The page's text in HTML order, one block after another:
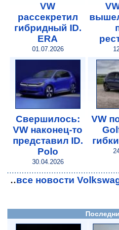
VW
рассекретил
гибридный ID.
ERA
01.07.2026
Свершилось:
VW наконец-то
представил ID.
Polo
30.04.2026
VW
..все новости